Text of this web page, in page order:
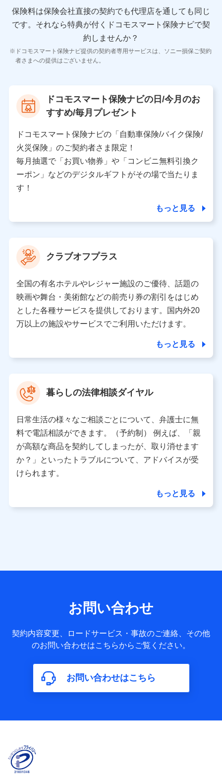
閲覧履歴、購買履歴、ご契約内容等のパーソナルデータを分
析して、お客さまの趣味・嗜好・傾向に応じたサービス・商
品等に関するご提案や広告の配信等を行うことがありま
各種セミナーの開催のため
コンサルティングサービスの実施のため
アンケートやキャンペーン等の実施のため
称・住所・代表者名】
当該個人データを取り扱う各共同利用者（詳細は次のと
おり）
東京都千代田区永田町2丁目11番1号 山王パークタワー
株式会社NTTドコモ 代表取締役社長 前田 義晃
東京都中央区日本橋人形町2-14-10 アーバンネット日
本橋ビル 3F
ソナルデータ憲章」に定める行動原則を順守します 。
※ パーソナルデータダッシュボードの「第三者提供の
管理」の設定状態にかかわらず、共同利用する場合があ
ります。
※ dポイントクラブ会員ではないお客さま（2019年12
月11日以降、一度もdポイントクラブ会員であったこと
がないお客さまに限る）に関する、2019年12月10日以
前に取得した個人データは、こちら の利用目的の範囲内
す。
【共同して利用される利用データの項目】
当社または株式会社NTTドコモ・フィナンシャルグルー
プがサービス提供等を通じて取得した、以下の情報など
の個人データ
基本情報
氏名、電話番号、メールアドレス、お客さまの識別子、属
性、連絡先、dポイントサービスのご利用に関する情報。例
所、dポイント残高、dポイント利用履歴などが含まれます。
利用情報
品の名称・購入場所・決済に関する情報、アンケートの回答
当社または株式会社NTTドコモ・フィナンシャルグループが
提供する保険関連サービスに関して取得し、又は保有する情
ー登録受付時に提供いただいた情報（氏名、住所、生年月
日、性別、保険契約者と被保険者の関係、保険加入の目的、
保険商品の内容、保険料、保険料のお支払方法、車のメーカ
ペットの種類や年齢など）及びお客様との応対記録（お客様
に提示した比較見積の試算結果情報、メールマガジンを提供
した際のメール内容や送信履歴の情報及び保険の更改案内等
を提供した際のメール内容や送信履歴などの情報）が含まれ
当社または株式会社NTTドコモ・フィナンシャルグループが
契約者と被保険者の関係、保険加入の目的、保険商品の内
容、保険料、保険料のお支払方法、車のメーカーや走行距離
などの情報、建物の構造や築年数などの情報、ペットの種類
保険料は保険会社直接の契約でも代理店を通しても同じ
です。 それなら特典が付くドコモスマート保険ナビで契
約しませんか？
ドコモスマート保険ナビ提供の契約者専用サービスは、ソニー損保ご契約
者さまへの提供はございません。
ドコモスマート保険ナビの日/今月のお
すすめ/毎月プレゼント
ドコモスマート保険ナビの「自動車保険/バイク保険/
火災保険」のご契約者さま限定！
毎月抽選で「お買い物券」や「コンビニ無料引換ク
ーポン」などのデジタルギフトがその場で当たりま
す！
もっと見る
クラブオフプラス
全国の有名ホテルやレジャー施設のご優待、話題の
映画や舞台・美術館などの前売り券の割引をはじめ
とした各種サービスを提供しております。国内外20
万以上の施設やサービスでご利用いただけます。
もっと見る
暮らしの法律相談ダイヤル
日常生活の様々なご相談ごとについて、弁護士に無
料で電話相談ができます。（予約制） 例えば、「親
が高額な商品を契約してしまったが、取り消せます
か？」といったトラブルについて、アドバイスが受
けられます。
もっと見る
お問い合わせ
契約内容変更、ロードサービス・事故のご連絡、その他
のお問い合わせはこちらからご覧ください。
お問い合わせはこちら